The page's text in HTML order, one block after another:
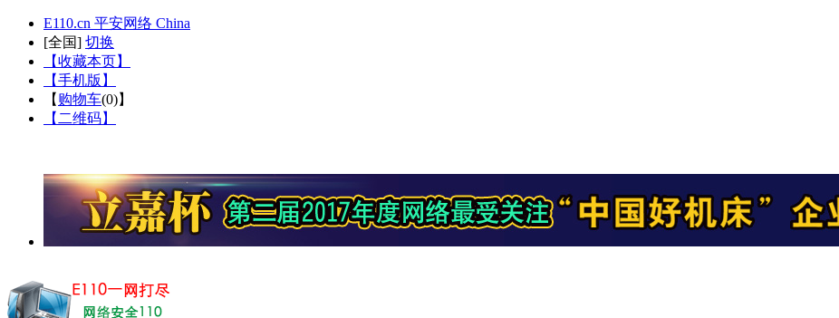
E110.cn 平安网络 China
[全国] 切换
【收藏本页】
【手机版】
【 购物车(0)】
【二维码】